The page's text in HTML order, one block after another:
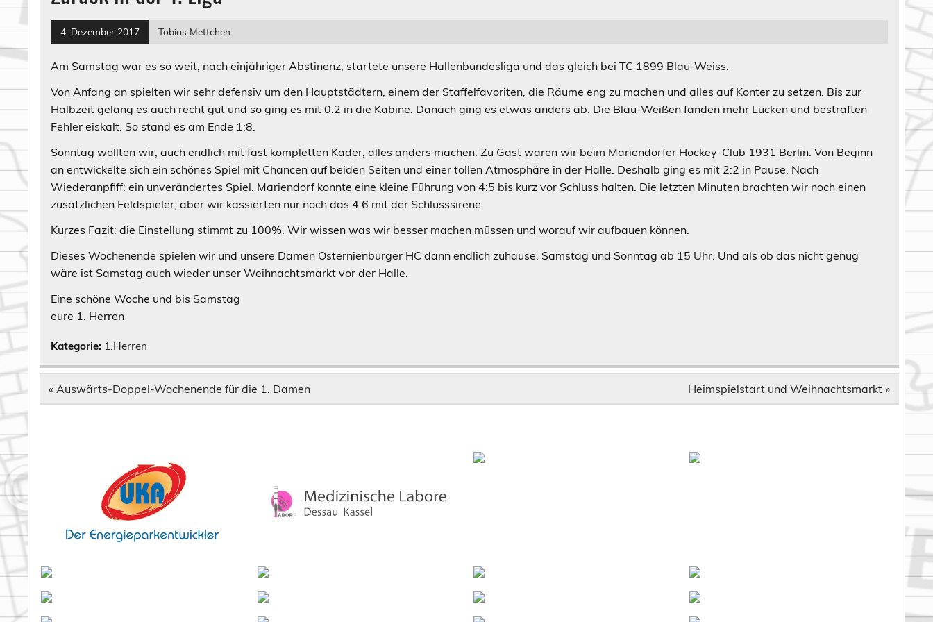
4. Dezember 2017 Tobias Mettchen
Am Samstag war es so weit, nach einjähriger Abstinenz, startete unsere Hallenbundesliga und das gleich bei TC 1899 Blau-Weiss.
Von Anfang an spielten wir sehr defensiv um den Hauptstädtern, einem der Staffelfavoriten, die Räume eng zu machen und alles auf Konter zu setzen. Bis zur
Halbzeit gelang es auch recht gut und so ging es mit 0:2 in die Kabine. Danach ging es etwas anders ab. Die Blau-Weißen fanden mehr Lücken und bestraften
Fehler eiskalt. So stand es am Ende 1:8.
Sonntag wollten wir, auch endlich mit fast kompletten Kader, alles anders machen. Zu Gast waren wir beim Mariendorfer Hockey-Club 1931 Berlin. Von Beginn
an entwickelte sich ein schönes Spiel mit Chancen auf beiden Seiten und einer tollen Atmosphäre in der Halle. Deshalb ging es mit 2:2 in Pause. Nach
Wiederanpfiff: ein unverändertes Spiel. Mariendorf konnte eine kleine Führung von 4:5 bis kurz vor Schluss halten. Die letzten Minuten brachten wir noch einen
zusätzlichen Feldspieler, aber wir kassierten nur noch das 4:6 mit der Schlusssirene.
Kurzes Fazit: die Einstellung stimmt zu 100%. Wir wissen was wir besser machen müssen und worauf wir aufbauen können.
Dieses Wochenende spielen wir und unsere Damen Osternienburger HC dann endlich zuhause. Samstag und Sonntag ab 15 Uhr. Und als ob das nicht genug
wäre ist Samstag auch wieder unser Weihnachtsmarkt vor der Halle.
Eine schöne Woche und bis Samstag
eure 1. Herren
Kategorie: 1.Herren
Beitragsnavigation
« Auswärts-Doppel-Wochenende für die 1. Damen Heimspielstart und Weihnachtsmarkt »